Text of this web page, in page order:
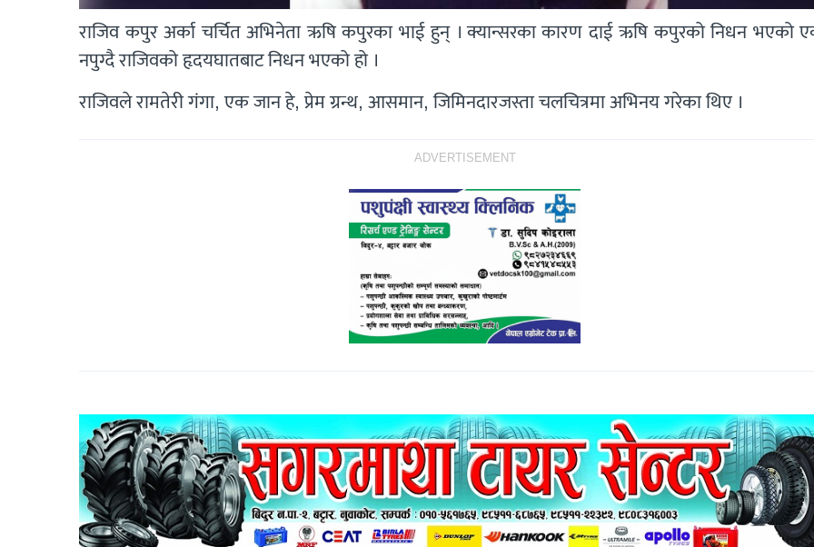
राजिव कपुर अर्का चर्चित अभिनेता ऋषि कपुरका भाई हुन् । क्यान्सरका कारण दाई ऋषि कपुरको निधन भएको
नपुग्दै राजिवको हृदयघातबाट निधन भएको हो ।
राजिवले रामतेरी गंगा, एक जान हे, प्रेम ग्रन्थ, आसमान, जिमिनदारजस्ता चलचित्रमा अभिनय गरेका थिए ।
ADVERTISEMENT